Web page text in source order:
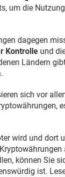
um die
dagegen
Kontrolle und
Ländern
sich vor
wird und dort
können Sie
ist.